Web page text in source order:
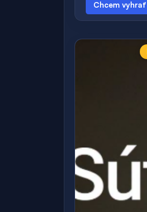
Chcem vyhrať